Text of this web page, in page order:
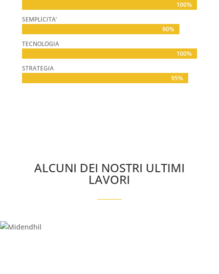
100%
100%
SEMPLICITA’
90%
90%
TECNOLOGIA
100%
100%
STRATEGIA
95%
95%
ALCUNI DEI NOSTRI ULTIMI
LAVORI